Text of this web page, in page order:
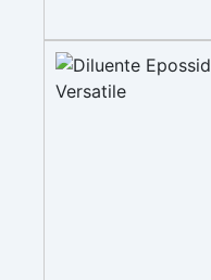
(Regolamento
2017/745). ✅
Idonei al
normative UE e